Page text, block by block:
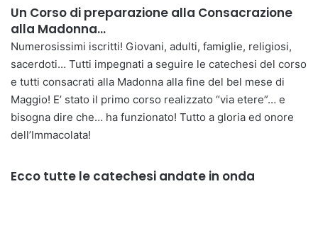
Un Corso di preparazione alla Consacrazione
alla Madonna…
Numerosissimi iscritti! Giovani, adulti, famiglie, religiosi,
sacerdoti… Tutti impegnati a seguire le catechesi del corso
e tutti consacrati alla Madonna alla fine del bel mese di
Maggio! E’ stato il primo corso realizzato “via etere”… e
bisogna dire che… ha funzionato! Tutto a gloria ed onore
dell’Immacolata!
Ecco tutte le catechesi andate in onda